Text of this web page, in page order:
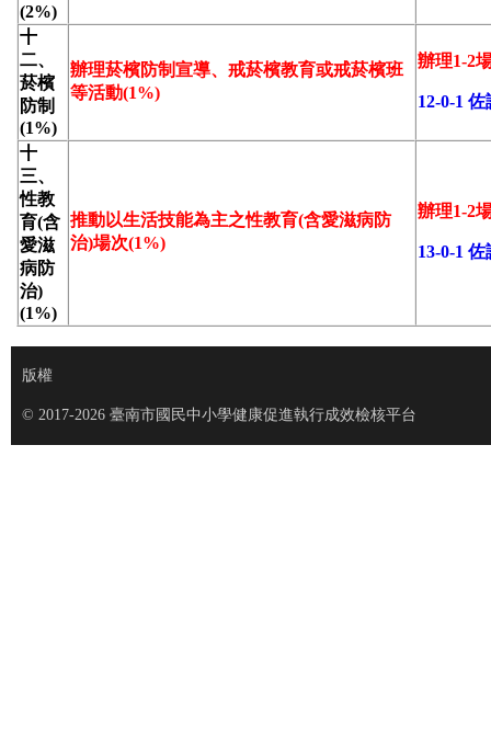
(2%)
十
二、
菸檳
防制
(1%)
辦理菸檳防制宣導、戒菸檳教育或戒菸檳班
等活動(1%)
辦理1-2
12-0-1
十
三、
性教
育(含
愛滋
病防
治)
(1%)
推動以生活技能為主之性教育(含愛滋病防
治)場次(1%)
辦理1-2
13-0-1
版權
© 2017-2026 臺南市國民中小學健康促進執行成效檢核平台